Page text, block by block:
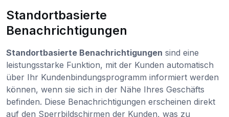
Standortbasierte
Benachrichtigungen
Standortbasierte Benachrichtigungen sind eine
leistungsstarke Funktion, mit der Kunden automatisch
über Ihr Kundenbindungsprogramm informiert werden
können, wenn sie sich in der Nähe Ihres Geschäfts
befinden. Diese Benachrichtigungen erscheinen direkt
auf den Sperrbildschirmen der Kunden, was zu